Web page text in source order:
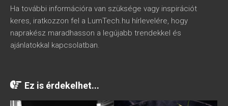
Ha további információra van szüksége vagy inspirációt
keres, iratkozzon fel a LumTech.hu hírlevelére, hogy
naprakész maradhasson a legújabb trendekkel és
ajánlatokkal kapcsolatban.
Ez is érdekelhet...